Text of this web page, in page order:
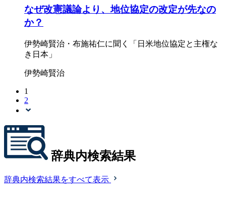
なぜ改憲議論より、地位協定の改定が先なの
か？
伊勢崎賢治・布施祐仁に聞く「日米地位協定と主権な
き日本」
伊勢崎賢治
1
2
辞典内検索結果
辞典内検索結果をすべて表示